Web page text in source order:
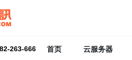
263-666 首页 云服务器